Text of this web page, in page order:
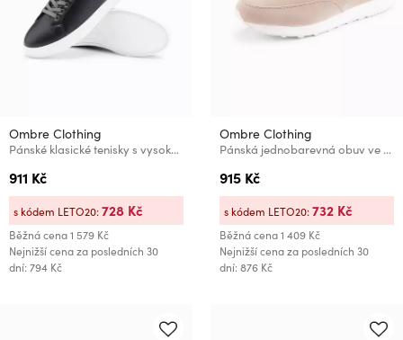
Ombre Clothing
Pánské klasické tenisky s vysokou podrážkou Ombre Clothing
911 Kč
Běžná cena1 579 Kč
Nejnižší cena za posledních 30
dní: 794 Kč
s kódem LETO20:728 Kč
Ombre Clothing
Pánská jednobarevná obuv ve streetwearovém stylu Ombre Clothing
915 Kč
Běžná cena1 409 Kč
Nejnižší cena za posledních 30
dní: 876 Kč
s kódem LETO20:732 Kč